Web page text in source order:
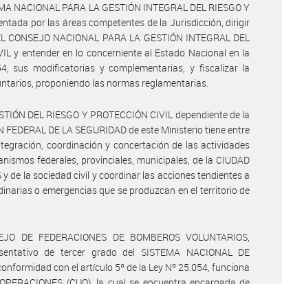
NACIONAL PARA LA GESTIÓN INTEGRAL DEL RIESGO Y
por las áreas competentes de la Jurisdicción, dirigir
CONSEJO NACIONAL PARA LA GESTIÓN INTEGRAL DEL
y entender en lo concerniente al Estado Nacional en la
sus modificatorias y complementarias, y fiscalizar la
proponiendo las normas reglamentarias.
DEL RIESGO Y PROTECCIÓN CIVIL dependiente de la
FEDERAL DE LA SEGURIDAD de este Ministerio tiene entre
coordinación y concertación de las actividades
federales, provinciales, municipales, de la CIUDAD
y de la sociedad civil y coordinar las acciones tendientes a
o emergencias que se produzcan en el territorio de
DE FEDERACIONES DE BOMBEROS VOLUNTARIOS,
de tercer grado del SISTEMA NACIONAL DE
con el artículo 5º de la Ley Nº 25.054, funciona